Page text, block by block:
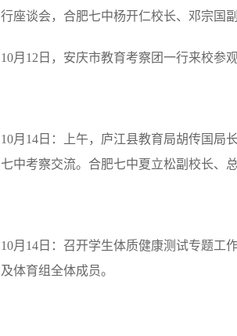
行座谈会，合肥七中杨开仁校长、邓宗国
10月 12 日，安庆市教育考察团一行来校参
10月 14 日：上午，庐江县教育局胡传国局
七中考察交流。合肥七中夏立松副校长、
10月 14 日：召开学生体质健康测试专题工
及体育组全体成员。